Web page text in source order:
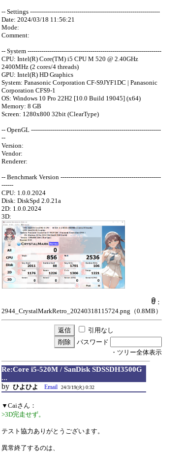
-- Settings ------------------------------------------------------------------
Date: 2024/03/18 11:56:21
Mode:
Comment:
-- System --------------------------------------------------------------------
CPU: Intel(R) Core(TM) i5 CPU M 520 @ 2.40GHz
2400MHz (2 cores/4 threads)
GPU: Intel(R) HD Graphics
System: Panasonic Corporation CF-S9JYF1DC | Panasonic
Corporation CFS9-1
OS: Windows 10 Pro 22H2 [10.0 Build 19045] (x64)
Memory: 8 GB
Screen: 1280x800 32bit (ClearType)
-- OpenGL ------------------------------------------------------------------
--
Version:
Vendor:
Renderer:
-- Benchmark Version ---------------------------------------------------
------
CPU: 1.0.0.2024
Disk: DiskSpd 2.0.21a
2D: 1.0.0.2024
3D:
：
2944_CrystalMarkRetro_20240318115724.png （0.8MB）
引用なし
パスワード
・ツリー全体表示
Re:Core i5-520M / SanDisk SDSSDH3500G
...
by ひよひよ Email 24/3/19(火) 0:32
▼Caiさん：
>3D完走せず。
テスト協力ありがとうございます。
異常終了するのは、